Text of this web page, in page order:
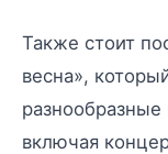
Также стоит
весна»,
включая